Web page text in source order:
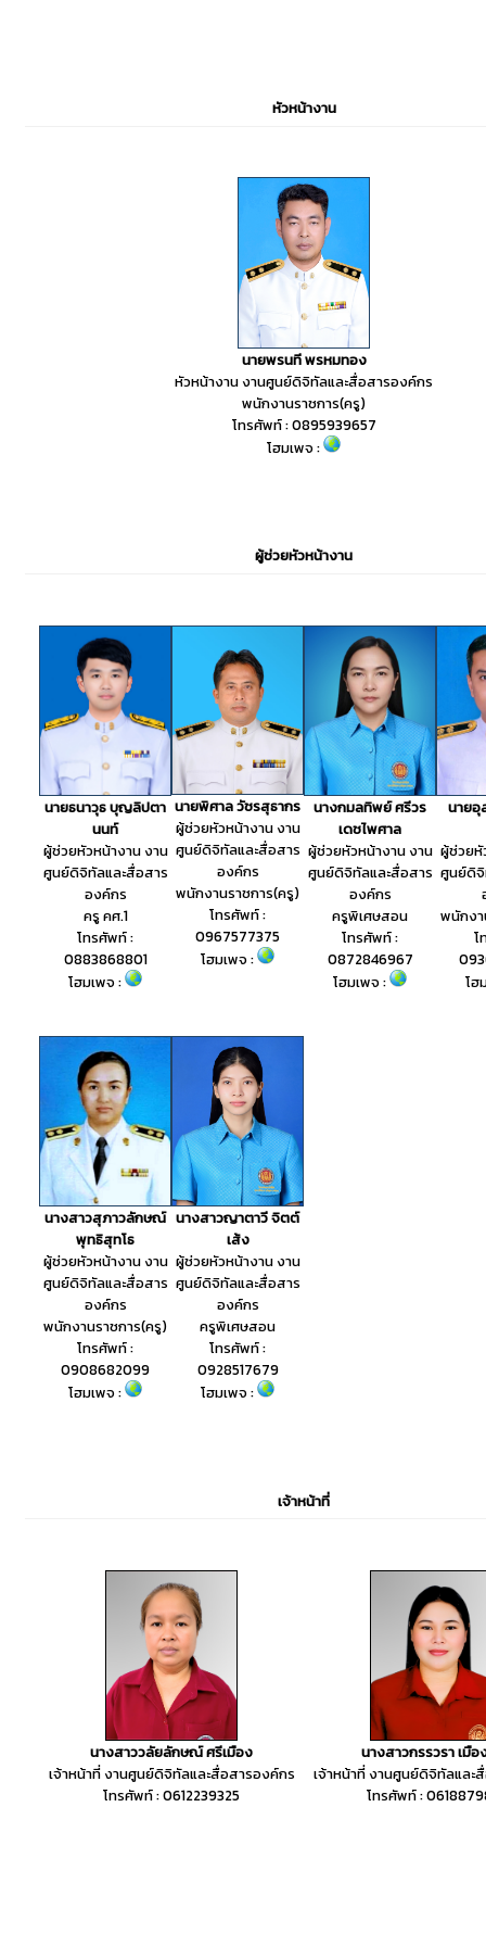
หัวหน้างาน
นายพรนที พรหมทอง
หัวหน้างาน งานศูนย์ดิจิทัลและสื่อสารองค์กร
พนักงานราชการ(ครู)
โทรศัพท์ : 0895939657
โฮมเพจ :
ผู้ช่วยหัวหน้างาน
นายธนาวุธ บุญลิปตา
นนท์
ผู้ช่วยหัวหน้างาน งาน
ศูนย์ดิจิทัลและสื่อสาร
องค์กร
ครู คศ.1
โทรศัพท์ :
0883868801
โฮมเพจ :
นายพิศาล วัชรสุธากร
ผู้ช่วยหัวหน้างาน งาน
ศูนย์ดิจิทัลและสื่อสาร
องค์กร
พนักงานราชการ(ครู)
โทรศัพท์ :
0967577375
โฮมเพจ :
นางกมลทิพย์ ศรีวร
เดชไพศาล
ผู้ช่วยหัวหน้างาน งาน
ศูนย์ดิจิทัลและสื่อสาร
องค์กร
ครูพิเศษสอน
โทรศัพท์ :
0872846967
โฮมเพจ :
นายอุ
ผู้ช่วยหั
ศูนย์ดิ
พนักงา
โ
โฮ
นางสาวสุภาวลักษณ์
พุทธิสุทโธ
ผู้ช่วยหัวหน้างาน งาน
ศูนย์ดิจิทัลและสื่อสาร
องค์กร
พนักงานราชการ(ครู)
โทรศัพท์ :
0908682099
โฮมเพจ :
นางสาวญาตาวี จิตต์
เส้ง
ผู้ช่วยหัวหน้างาน งาน
ศูนย์ดิจิทัลและสื่อสาร
องค์กร
ครูพิเศษสอน
โทรศัพท์ :
0928517679
โฮมเพจ :
เจ้าหน้าที่
นางสาววลัยลักษณ์ ศรีเมือง
เจ้าหน้าที่ งานศูนย์ดิจิทัลและสื่อสารองค์กร
โทรศัพท์ : 0612239325
นางสาวกรรวรา เมือ
เจ้าหน้าที่ งานศูนย์ดิจิทัลและ
โทรศัพท์ :